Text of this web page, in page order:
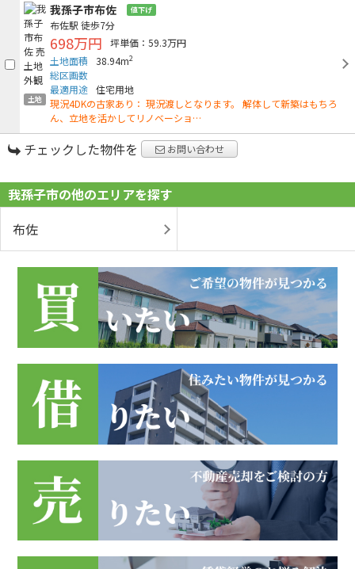
土地
我孫子市布佐 値下げ
布佐駅 徒歩7分
698万円
坪単価：59.3万円
土地面積
38.94m2
総区画数
最適用途 住宅用地
現況4DKの古家あり： 現況渡しとなります。 解体して新築はもちろ
ん、立地を活かしてリノベーショ…
チェックした物件を お問い合わせ
我孫子市の他のエリアを探す
布佐